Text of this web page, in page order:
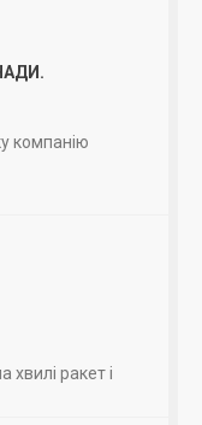
компанію
хвилі ракет і